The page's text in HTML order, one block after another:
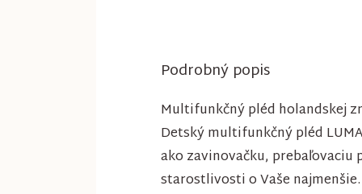
Podrobný popis
Multifunkčný pléd holandskej
Detský multifunkčný pléd
ako zavinovačku,
starostlivosti o Vaše najmenšie.